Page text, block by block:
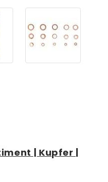
| Kupfer |